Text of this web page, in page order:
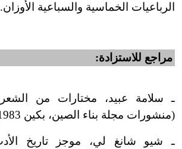
الرباعيات الخماسية والسباعية الأوزان.
مراجع للاستزادة:
ـ سلامة عبيد، مختارات من الشعر
(منشورات مجلة بناء الصين، بكين 1983).